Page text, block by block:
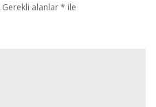
Gerekli alanlar* ile